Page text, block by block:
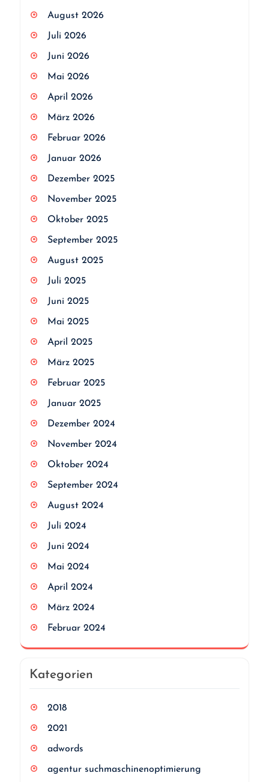
August 2026
Juli 2026
Juni 2026
Mai 2026
April 2026
März 2026
Februar 2026
Januar 2026
Dezember 2025
November 2025
Oktober 2025
September 2025
August 2025
Juli 2025
Juni 2025
Mai 2025
April 2025
März 2025
Februar 2025
Januar 2025
Dezember 2024
November 2024
Oktober 2024
September 2024
August 2024
Juli 2024
Juni 2024
Mai 2024
April 2024
März 2024
Februar 2024
Kategorien
2018
2021
adwords
agentur suchmaschinenoptimierung